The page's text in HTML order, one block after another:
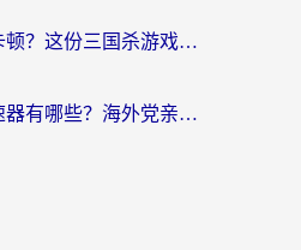
海外玩三国杀总卡顿？这份三国杀游戏加速器指南帮你告别延迟烦恼
火影忍者美国加速器有哪些？海外党亲测的国服游戏加速全攻略（含菲律宾玩三国之刃守望黎明技巧）